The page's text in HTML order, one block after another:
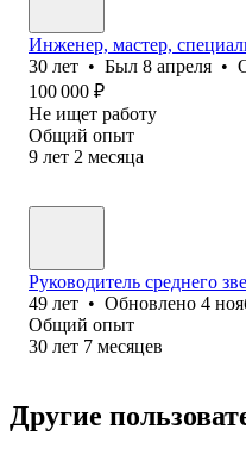
Инженер, мастер,
30 лет • Был 8 апреля •
100 000 ₽
Не ищет работу
Общий опыт
9 лет 2 месяца
Руководитель среднего
49 лет • Обновлено 4
Общий опыт
30 лет 7 месяцев
Другие